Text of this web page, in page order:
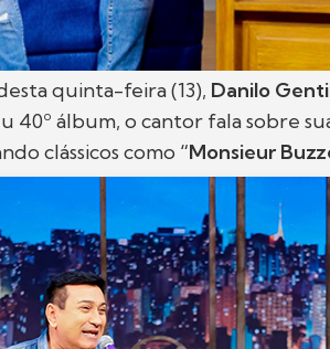
quinta-feira (13), Danilo
40º álbum, o cantor fala sobre
clássicos como “Monsieur